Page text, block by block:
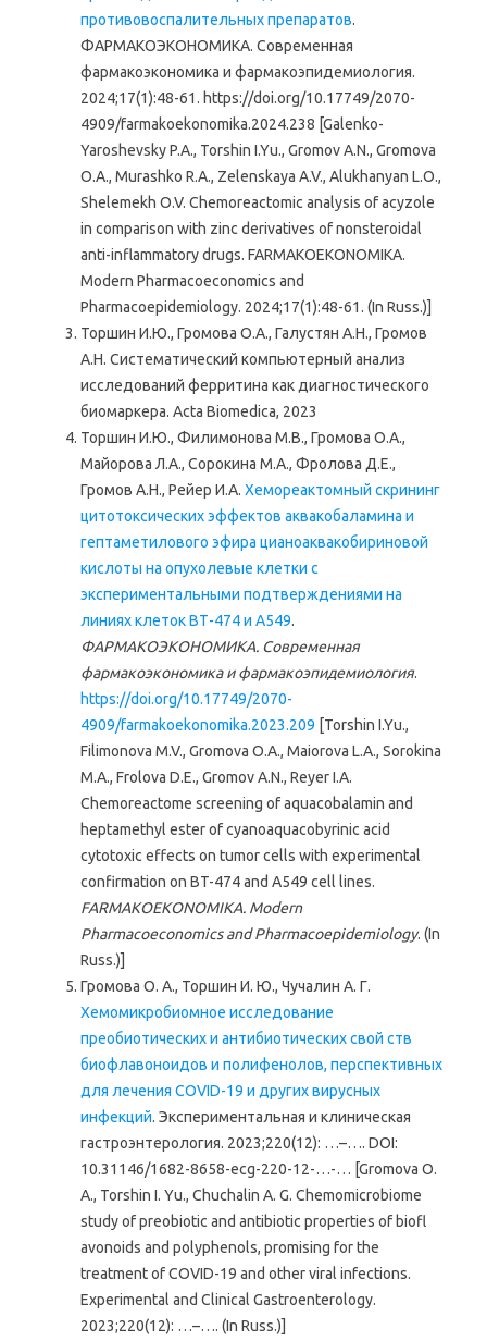
противовоспалительных препаратов.
ФАРМАКОЭКОНОМИКА. Современная
фармакоэкономика и фармакоэпидемиология.
2024;17(1):48-61. https://doi.org/10.17749/2070-
4909/farmakoekonomika.2024.238 [Galenko-
Yaroshevsky P.A., Torshin I.Yu., Gromov A.N., Gromova
O.A., Murashko R.A., Zelenskaya A.V., Alukhanyan L.O.,
Shelemekh O.V. Chemoreactomic analysis of acyzole
in comparison with zinc derivatives of nonsteroidal
anti-inflammatory drugs. FARMAKOEKONOMIKA.
Modern Pharmacoeconomics and
Pharmacoepidemiology. 2024;17(1):48-61. (In Russ.)]
Торшин И.Ю., Громова О.А., Галустян А.Н., Громов
А.Н. Систематический компьютерный анализ
исследований ферритина как диагностического
биомаркера. Acta Biomedica, 2023
Торшин И.Ю., Филимонова М.В., Громова О.А.,
Майорова Л.А., Сорокина М.А., Фролова Д.Е.,
Громов А.Н., Рейер И.А. Хемореактомный скрининг
цитотоксических эффектов аквакобаламина и
гептаметилового эфира цианоаквакобириновой
кислоты на опухолевые клетки с
экспериментальными подтверждениями на
линиях клеток ВТ-474 и А549.
ФАРМАКОЭКОНОМИКА. Современная
фармакоэкономика и фармакоэпидемиология.
https://doi.org/10.17749/2070-
4909/farmakoekonomika.2023.209 [Torshin I.Yu.,
Filimonova M.V., Gromova O.A., Maiorova L.A., Sorokina
M.A., Frolova D.E., Gromov A.N., Reyer I.A.
Chemoreactome screening of aquacobalamin and
heptamethyl ester of cyanoaquacobyrinic acid
cytotoxic effects on tumor cells with experimental
confirmation on BT-474 and A549 cell lines.
FARMAKOEKONOMIKA. Modern
Pharmacoeconomics and Pharmacoepidemiology. (In
Russ.)]
Громова О. А., Торшин И. Ю., Чучалин А. Г.
Хемомикробиомное исследование
преобиотических и антибиотических свой ств
биофлавоноидов и полифенолов, перспективных
для лечения COVID-19 и других вирусных
инфекций. Экспериментальная и клиническая
гастроэнтерология. 2023;220(12): …–…. DOI:
10.31146/1682-8658-ecg-220-12-…-… [Gromova O.
A., Torshin I. Yu., Chuchalin A. G. Chemomicrobiome
study of preobiotic and antibiotic properties of biofl
avonoids and polyphenols, promising for the
treatment of COVID-19 and other viral infections.
Experimental and Clinical Gastroenterology.
2023;220(12): …–…. (In Russ.)]